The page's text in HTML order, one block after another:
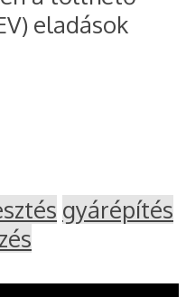
eladások
gyárépítés